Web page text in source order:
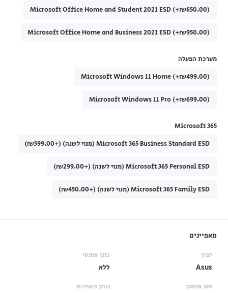
Microsoft Office Home and Student 2021 ESD (+₪650.00)
Microsoft Office Home and Business 2021 ESD (+₪950.00)
מערכת הפעלה
Microsoft Windows 11 Home (+₪499.00)
Microsoft Windows 11 Pro (+₪699.00)
Microsoft 365
Microsoft 365 Business Standard ESD (מנוי לשנה) (+₪599.00)
Microsoft 365 Personal ESD (מנוי לשנה) (+₪299.00)
Microsoft 365 Family ESD (מנוי לשנה) (+₪450.00)
מאפיינים
יצרן
Asus
כונן אופטי
ללא
סוג אחסון נותן השירות